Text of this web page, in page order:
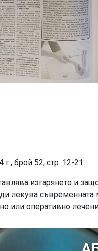
брой 52, стр. 12-21
изгарянето и
лекува съвременната
или оперативно